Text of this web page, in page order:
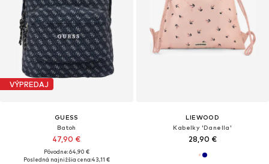
VÝPREDAJ
GUESS
Batoh
47,90 €
Pôvodne: 64,90 €
Posledná najnižšia cena:43,11 €
LIEWOOD
Kabelky 'Danella'
28,90 €